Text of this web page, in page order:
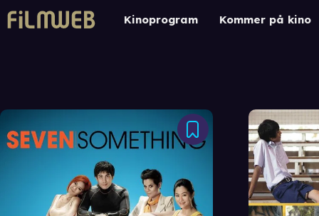
Kinoprogram Kommer på kino